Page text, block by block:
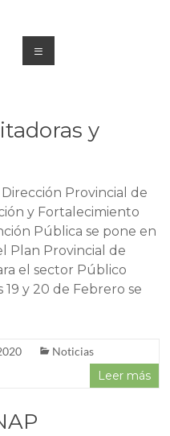
Menú
y
Dirección Provincial de
y Fortalecimiento
Pública se pone en
Plan Provincial de
el sector Público
y 20 de Febrero se
Noticias
Leer más